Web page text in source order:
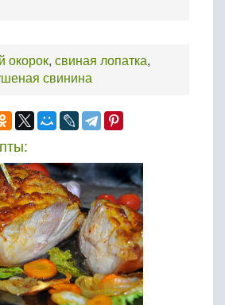
окорок, свиная лопатка,
свинина